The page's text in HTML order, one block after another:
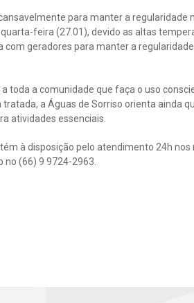
para manter a regularidade
feira (27.01), devido as altas
geradores para manter a
toda a comunidade que faça o uso
a Águas de Sorriso orienta ainda
atividades essenciais.
à disposição pelo atendimento 24h nos
(66) 9 9724-2963.